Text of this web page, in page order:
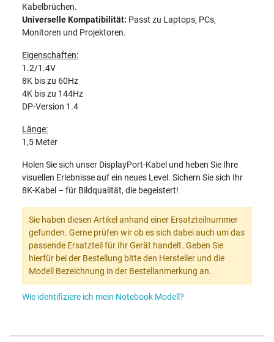
Kabelbrüchen.
Universelle Kompatibilität: Passt zu Laptops, PCs,
Monitoren und Projektoren.
Eigenschaften:
1.2/1.4V
8K bis zu 60Hz
4K bis zu 144Hz
DP-Version 1.4
Länge:
1,5 Meter
Holen Sie sich unser DisplayPort-Kabel und heben Sie Ihre
visuellen Erlebnisse auf ein neues Level. Sichern Sie sich Ihr
8K-Kabel – für Bildqualität, die begeistert!
Sie haben diesen Artikel anhand einer Ersatzteilnummer
gefunden. Gerne prüfen wir ob es sich dabei auch um das
passende Ersatzteil für Ihr Gerät handelt. Geben Sie
hierfür bei der Bestellung bitte den Hersteller und die
Modell Bezeichnung in der Bestellanmerkung an.
Wie identifiziere ich mein Notebook Modell?